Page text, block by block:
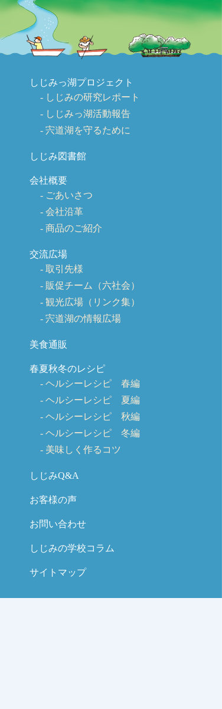
しじみっ湖プロジェクト
しじみの研究レポート
しじみっ湖活動報告
宍道湖を守るために
しじみ図書館
会社概要
ごあいさつ
会社沿革
商品のご紹介
交流広場
取引先様
販促チーム（六社会）
観光広場（リンク集）
宍道湖の情報広場
美食通販
春夏秋冬のレシピ
ヘルシーレシピ 春編
ヘルシーレシピ 夏編
ヘルシーレシピ 秋編
ヘルシーレシピ 冬編
美味しく作るコツ
しじみQ&A
お客様の声
お問い合わせ
しじみの学校コラム
サイトマップ